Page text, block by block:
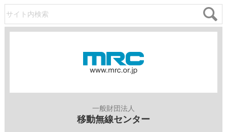
サイト内検索
一般財団法人
移動無線センター